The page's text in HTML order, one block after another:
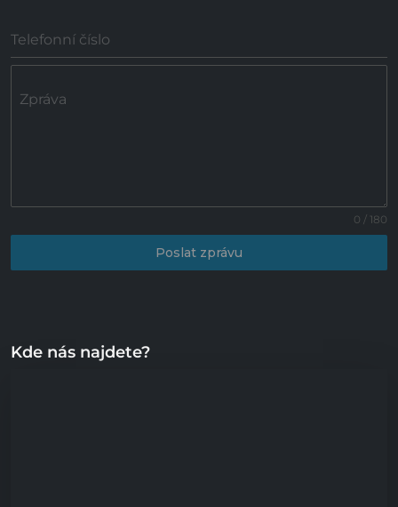
Telefonní číslo
Zpráva
0 / 180
Poslat zprávu
Kde nás najdete?